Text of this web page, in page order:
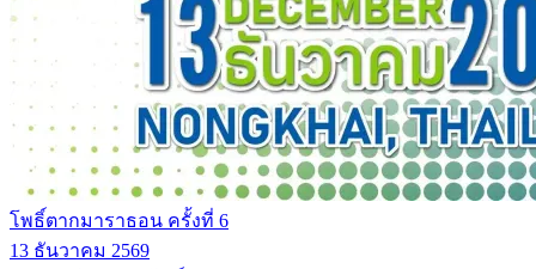
โพธิ์ตากมาราธอน ครั้งที่ 6
13 ธันวาคม 2569